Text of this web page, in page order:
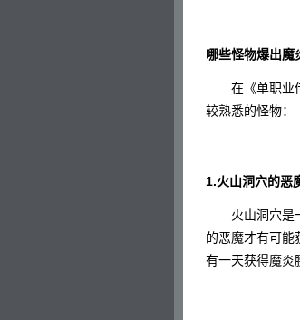
哪些怪物爆出魔
在《单职业传
较熟悉的怪物：
1.火山洞穴的恶
火山洞穴是一
的恶魔才有可能
有一天获得魔炎